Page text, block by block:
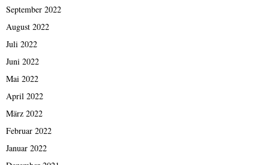
September 2022
August 2022
Juli 2022
Juni 2022
Mai 2022
April 2022
März 2022
Februar 2022
Januar 2022